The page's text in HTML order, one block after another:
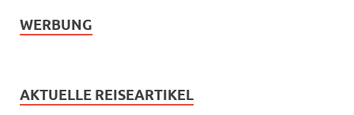
WERBUNG
AKTUELLE REISEARTIKEL